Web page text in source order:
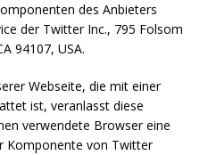
des Anbieters
der Twitter Inc., 795 Folsom
94107, USA.
Webseite, die mit einer
ist, veranlasst diese
verwendete Browser eine
Komponente von Twitter